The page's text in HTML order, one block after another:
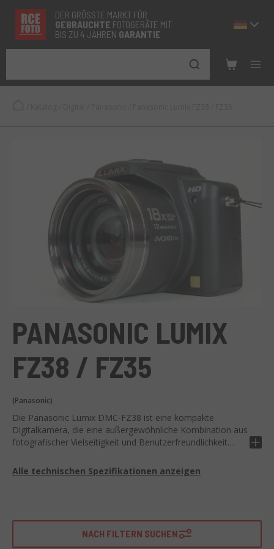
DER GRÖSSTE MARKT FÜR
GEBRAUCHTE FOTOGERÄTE MIT
BIS ZU 4 JAHREN GARANTIE
PANASONIC LUMIX
FZ38 / FZ35
(Panasonic)
Die Panasonic Lumix DMC-FZ38 ist eine kompakte
Digitalkamera, die eine außergewöhnliche Kombination aus
fotografischer Vielseitigkeit und Benutzerfreundlichkeit
Dieses Modell verfügt über einen 12,1-Megapixel-Sensor,
Die Lumix DMC-FZ38 ist die ideale Option für
Alle technischen Spezifikationen anzeigen
NACH FILTERN SUCHEN